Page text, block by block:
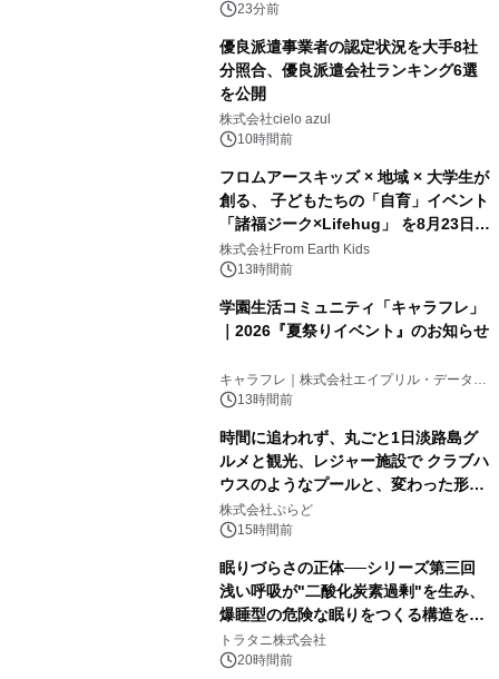
23分前
優良派遣事業者の認定状況を大手8社
分照合、優良派遣会社ランキング6選
を公開
株式会社cielo azul
10時間前
フロムアースキッズ × 地域 × 大学生が
創る、 子どもたちの「自育」イベント
「諸福ジーク×Lifehug」 を8月23日
(日)開催
株式会社From Earth Kids
13時間前
学園生活コミュニティ「キャラフレ」
｜2026『夏祭りイベント』のお知らせ
キャラフレ｜株式会社エイプリル・データ・
デザインズ
13時間前
時間に追われず、丸ごと1日淡路島グ
ルメと観光、レジャー施設で クラブハ
ウスのようなプールと、変わった形の
サウナも 「THE BOXY AWAJI」のお
得な素泊まり連泊プランで
株式会社ぷらど
15時間前
眠りづらさの正体──シリーズ第三回
浅い呼吸が"二酸化炭素過剰"を生み、
爆睡型の危険な眠りをつくる構造を解
説
トラタニ株式会社
20時間前